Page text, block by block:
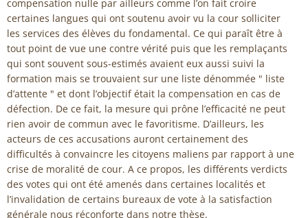
compensation nulle par ailleurs comme l’on fait croire
certaines langues qui ont soutenu avoir vu la cour solliciter
les services des élèves du fondamental. Ce qui paraît être à
tout point de vue une contre vérité puis que les remplaçants
qui sont souvent sous-estimés avaient eux aussi suivi la
formation mais se trouvaient sur une liste dénommée " liste
d’attente " et dont l’objectif était la compensation en cas de
défection. De ce fait, la mesure qui prône l’efficacité ne peut
rien avoir de commun avec le favoritisme. D’ailleurs, les
acteurs de ces accusations auront certainement des
difficultés à convaincre les citoyens maliens par rapport à une
crise de moralité de cour. A ce propos, les différents verdicts
des votes qui ont été amenés dans certaines localités et
l’invalidation de certains bureaux de vote à la satisfaction
générale nous réconforte dans notre thèse.